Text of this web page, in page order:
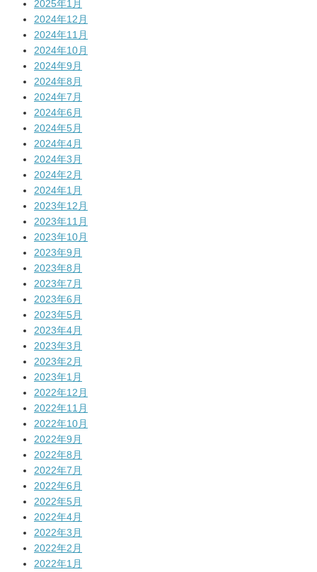
2025年1月
2024年12月
2024年11月
2024年10月
2024年9月
2024年8月
2024年7月
2024年6月
2024年5月
2024年4月
2024年3月
2024年2月
2024年1月
2023年12月
2023年11月
2023年10月
2023年9月
2023年8月
2023年7月
2023年6月
2023年5月
2023年4月
2023年3月
2023年2月
2023年1月
2022年12月
2022年11月
2022年10月
2022年9月
2022年8月
2022年7月
2022年6月
2022年5月
2022年4月
2022年3月
2022年2月
2022年1月